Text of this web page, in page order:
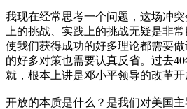
我现在经常思考一个问题，这场冲
上的挑战、实践上的挑战无疑是非
使我们获得成功的好多理论都需要
的好多对策也需要认真反省。过去
就，根本上讲是邓小平领导的改革开
开放的本质是什么？是我们对美国